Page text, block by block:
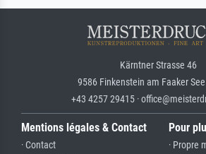
Kärntner Strasse 46
9586 Finkenstein am Faaker See
+43 4257 29415 ·
Mentions légales & Contact
· Contact
Pour
· Propre